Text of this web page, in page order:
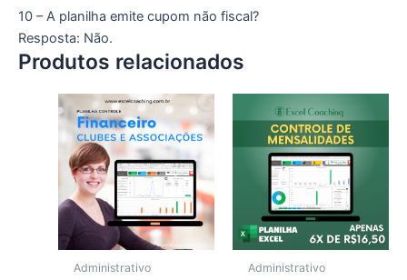
10 – A planilha emite cupom não fiscal?
Resposta: Não.
Produtos relacionados
Administrativo Administrativo